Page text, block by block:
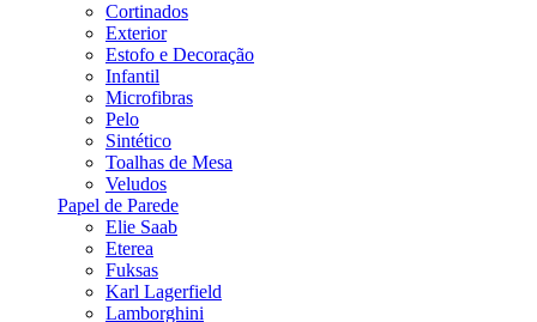
Cortinados
Exterior
Estofo e Decoração
Infantil
Microfibras
Pelo
Sintético
Toalhas de Mesa
Veludos
Papel de Parede
Elie Saab
Eterea
Fuksas
Karl Lagerfield
Lamborghini